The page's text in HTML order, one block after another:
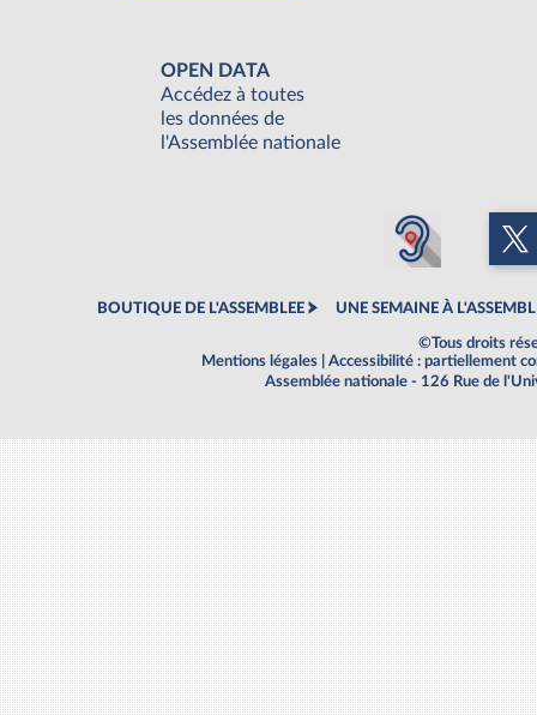
OPEN DATA
Accédez à toutes
les données de
l'Assemblée nationale
BOUTIQUE DE L'ASSEMBLEE UNE SEMAINE À
©Tous droits
Mentions légales
Accessibilité : partiellement
Assemblée nationale - 126 Rue de